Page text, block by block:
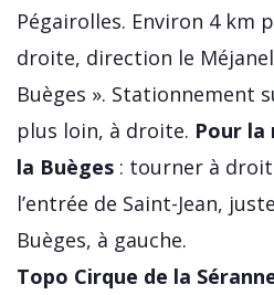
Pégairolles. Environ 4 km
droite, direction le
Buèges ». Stationnement
plus loin, à droite. Pour la
la Buèges : tourner à
l’entrée de Saint-Jean,
Buèges, à gauche.
Topo Cirque de la